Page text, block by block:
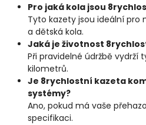
Pro jaká kola jsou
Tyto kazety jsou ideální pro
a dětská kola.
Jaká je životnost
Při pravidelné údržbě
kilometrů.
Je 8rychlostní kazeta
systémy?
Ano, pokud má vaše
specifikaci.